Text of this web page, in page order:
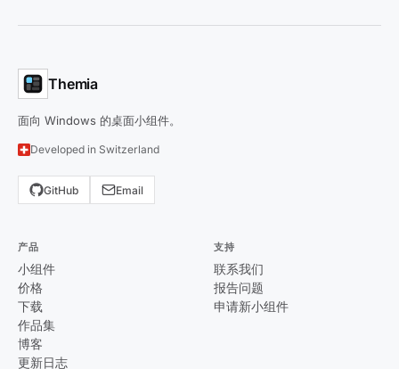
Themia
面向 Windows 的桌面小组件。
Developed in Switzerland
GitHub Email
产品
小组件
价格
下载
作品集
博客
更新日志
支持
联系我们
报告问题
申请新小组件